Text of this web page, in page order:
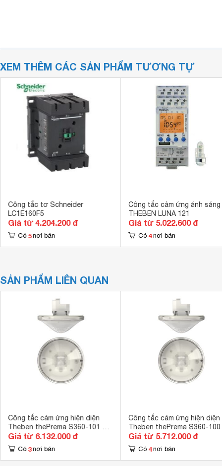
XEM THÊM CÁC SẢN PHẨM TƯƠNG TỰ
Công tắc tơ Schneider
LC1E160F5
Giá từ 4.204.200 đ
Có 5 nơi bán
Công tắc cảm ứng ánh sáng
THEBEN LUNA 121
Giá từ 5.022.600 đ
Có 4 nơi bán
SẢN PHẨM LIÊN QUAN
Công tắc cảm ứng hiện diện
Theben thePrema S360-101 E
UP
Giá từ 6.132.000 đ
Có 3 nơi bán
Công tắc cảm ứng hiện diện
Theben thePrema S360-100
UP
Giá từ 5.712.000 đ
Có 4 nơi bán